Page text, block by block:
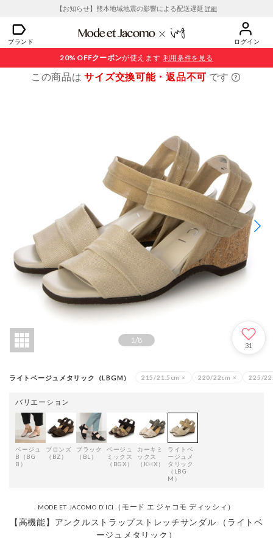
【お知らせ】熊本地域地震の影響による配送遅延 詳細
ブランド ログイン
20% OFFクーポンが使えます 利用条件を見る
この商品はサイズ交換可能・返品不可 です
1/8
31
ライトベージュメタリック（LBGM） 215/21.5cm × 220/22cm × 225/
バリエーション
ベージュ
B（BG
B）
ブロンズ
（BZ）
ブラック
（BL）
ベージュ
ミックス
（BGX）
カーキミ
ックス
（KHX）
ライトベ
ージュメ
タリック
（LBG
M）
MODE ET JACOMO D'ICI （モード エ ジャコモ ディッシィ）
【高機能】アンクルストラップストレッチサンダル （ライトベ
ージュメタリック）